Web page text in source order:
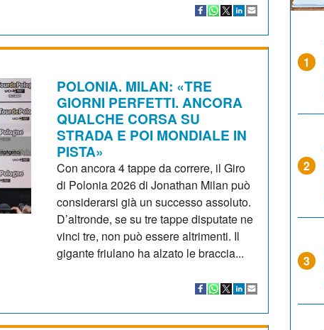
POLONIA. MILAN: «TRE
GIORNI PERFETTI. ANCORA
QUALCHE CORSA SU
STRADA E POI MONDIALE IN
PISTA»
Con ancora 4 tappe da correre, il Giro
di Polonia 2026 di Jonathan Milan può
considerarsi già un successo assoluto.
D’altronde, se su tre tappe disputate ne
vinci tre, non può essere altrimenti. Il
gigante friulano ha alzato le braccia...
1
2
3